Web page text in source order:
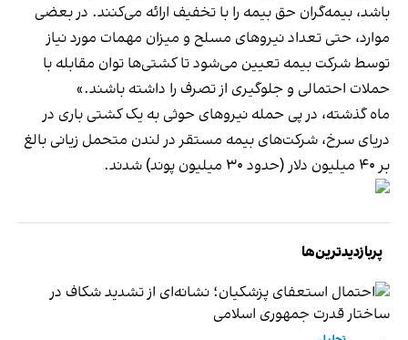
باشد، بیمه‌گران حق بیمه را با تخفیف ارائه می‌کنند. در بعضی
موارد، حتی تعداد نیروهای مسلح و میزان مهمات مورد نیاز
توسط شرکت بیمه تعیین می‌شود تا کشتی‌ها توان مقابله با
حملات احتمالی و جلوگیری از تصرف را داشته باشند.»
ماه گذشته، در پی حمله نیروهای حوثی به یک کشتی باری در
دریای سرخ، شرکت‌های بیمه مستقر در لندن متحمل زیانی بالغ
بر ۴۰ میلیون دلار (حدود ۳۰ میلیون پوند) شدند.
پربازدیدترین‌ها